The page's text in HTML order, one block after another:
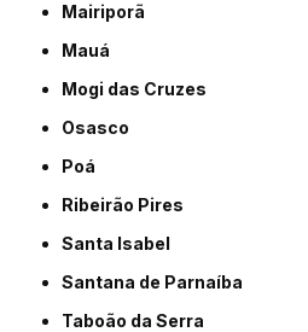
Mairiporã
Mauá
Mogi das Cruzes
Osasco
Poá
Ribeirão Pires
Santa Isabel
Santana de Parnaíba
Taboão da Serra